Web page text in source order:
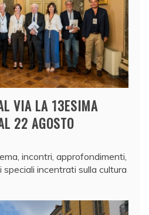
VIA LA 13ESIMA
22 AGOSTO
incontri, approfondimenti,
incentrati sulla cultura